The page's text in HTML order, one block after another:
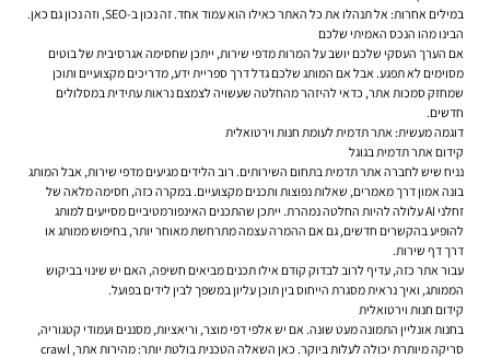
במילים אחרות: אל תנהלו את כל האתר כאילו הוא עמוד אחד. זה נכון ב-SEO, וזה נכון גם כאן.
הבינו מהו הנכס האמיתי שלכם
אם הערך העסקי שלכם יושב על המרות מדפי שירות, ייתכן שחסימה אגרסיבית של בוטים
מסוימים לא תפגע. אבל אם המותג שלכם גדל דרך ספריית ידע, מדריכים מקצועיים ותוכן
שמחזק סמכות אתר, כדאי להיזהר מהחלטה שעשויה לצמצם נראות עתידית במסלולים
חדשים.
דוגמה מעשית: אתר תדמית לעומת חנות וירטואלית
קידום אתר תדמית בגוגל
נניח שיש לחברה אתר תדמית בתחום השירותים. רוב הלידים מגיעים מדפי שירות, אבל המותג
בונה אמון דרך מאמרים, שאלות נפוצות ותכנים מקצועיים. במקרה כזה, חסימה מלאה של
זחלני AI עלולה להיות החלטה נמהרת. ייתכן שהתכנים האינפורמטיביים מסייעים למותג
להופיע בהקשרים חדשים, גם אם ההמרה עצמה מתרחשת מאוחר יותר, בחיפוש ממותג או
דרך דף שירות.
עבור אתר כזה, עדיף לרוב לבדוק קודם אילו תכנים מביאים חשיפה, האם יש שינוי בביקוש
הממותג, ואיך נראית מסגרת הייחוס בין תוכן עליון במשפך לבין לידים בפועל.
קידום חנות וירטואלית
בחנות אונליין התמונה מעט שונה. אם יש אלפי דפי מוצר, וריאציות, מסננים ועמודי קטגוריה,
סריקה מיותרת יכולה לעלות ביוקר. כאן השאלה הטכנית בולטת יותר: מהירות אתר, crawl